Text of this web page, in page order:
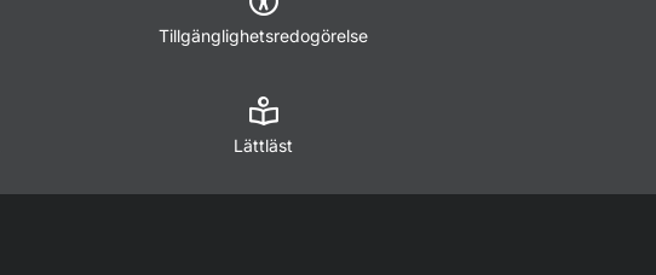
Tillgänglighetsredogörelse
Lättläst